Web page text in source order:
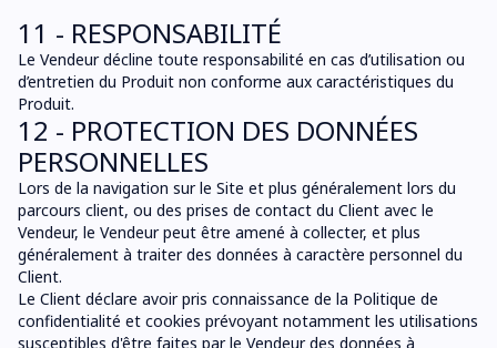
11 - RESPONSABILITÉ
Le Vendeur décline toute responsabilité en cas d’utilisation ou
d’entretien du Produit non conforme aux caractéristiques du
Produit.
12 - PROTECTION DES DONNÉES
PERSONNELLES
Lors de la navigation sur le Site et plus généralement lors du
parcours client, ou des prises de contact du Client avec le
Vendeur, le Vendeur peut être amené à collecter, et plus
généralement à traiter des données à caractère personnel du
Client.
Le Client déclare avoir pris connaissance de la Politique de
confidentialité et cookies prévoyant notamment les utilisations
susceptibles d'être faites par le Vendeur des données à